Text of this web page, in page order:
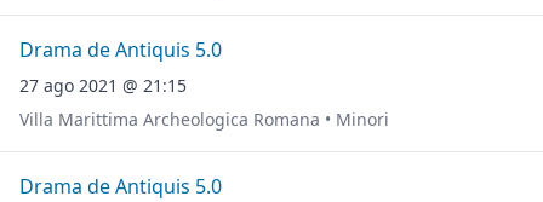
Drama de Antiquis 5.0
27 ago 2021 @ 21:15
Villa Marittima Archeologica Romana • Minori
Drama de Antiquis 5.0